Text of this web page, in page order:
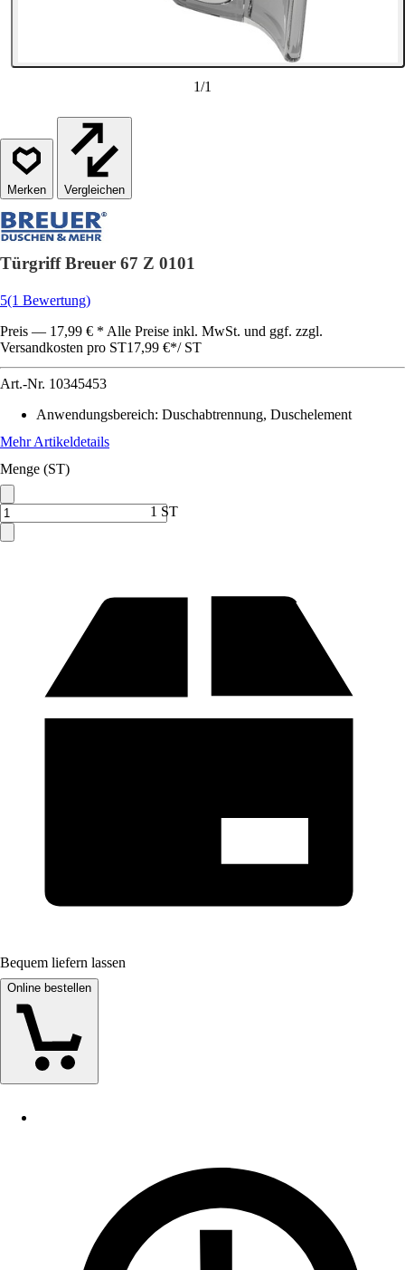
1/1
Vergleichen
Türgriff Breuer 67 Z 0101
5(1 Bewertung)
Preis — 17,99 € * Alle Preise inkl. MwSt. und ggf. zzgl.
Versandkosten pro ST17,99 €*/ ST
Art.-Nr. 10345453
Anwendungsbereich: Duschabtrennung, Duschelement
Mehr Artikeldetails
Menge (ST)
1 ST
Bequem liefern lassen
Online bestellen